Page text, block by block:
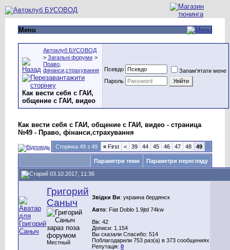
Menu
Автоклуб БУСОВОД
> Загальні форуми >
Право,
фінанси,страхування
Как вести себя с ГАИ,
общение с ГАИ, видео
Псевдо
Запам'ятати мене
Пароль
Как вести себя с ГАИ, общение с ГАИ, видео - страница
№49 - Право, фінанси,страхування
Сторінка 49 з 49 « First < 39 44 45 46 47 48 49
Параметри теми Параметри перегляду
03.10.2017, 11:36
Григорий
Саныч
Местный
Звідки Ви: украина бердянск
Авто: Fiat Doblo 1.9jtd 74kw
Вік: 42
Дописи: 1.154
Вы сказали Спасибо: 514
Поблагодарили 753 раз(а) в 373 сообщениях
Репутація: 0